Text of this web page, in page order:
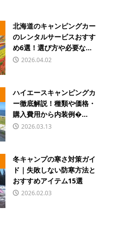
北海道のキャンピングカー
のレンタルサービスおすす
め6選！選び方や必要な...
2026.04.02
ハイエースキャンピングカ
ー徹底解説！種類や価格・
購入費用から内装例�...
2026.03.13
冬キャンプの寒さ対策ガイ
ド｜失敗しない防寒方法と
おすすめアイテム15選
2026.02.03